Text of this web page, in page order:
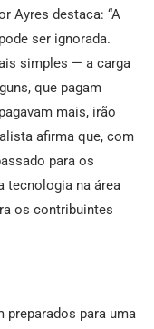
Ayres destaca: “A
ser ignorada.
simples — a carga
que pagam
mais, irão
afirma que, com
para os
tecnologia na área
os contribuintes
preparados para uma